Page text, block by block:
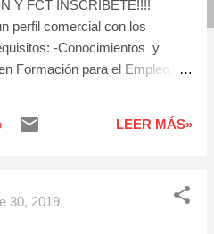
Y FCT INSCRÍBETE!!!!
perfil comercial con los
-Conocimientos y
Formación para el Empleo,
LEER MÁS»
30, 2019